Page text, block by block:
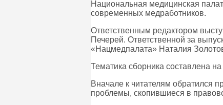
Национальная медицинская
современных медработников.
Ответственным редактором
Печерей. Ответственной за
«Нацмедпалата» Наталия
Тематика сборника составлена
Вначале к читателям обратился
проблемы, скопившиеся в